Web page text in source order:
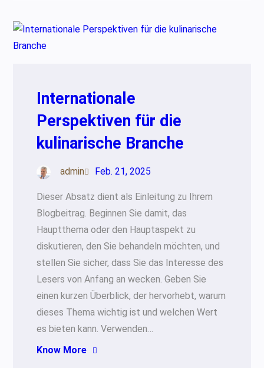
Internationale
Perspektiven für die
kulinarische Branche
admin Feb. 21, 2025
Dieser Absatz dient als Einleitung zu Ihrem
Blogbeitrag. Beginnen Sie damit, das
Hauptthema oder den Hauptaspekt zu
diskutieren, den Sie behandeln möchten, und
stellen Sie sicher, dass Sie das Interesse des
Lesers von Anfang an wecken. Geben Sie
einen kurzen Überblick, der hervorhebt, warum
dieses Thema wichtig ist und welchen Wert
es bieten kann. Verwenden…
Know More